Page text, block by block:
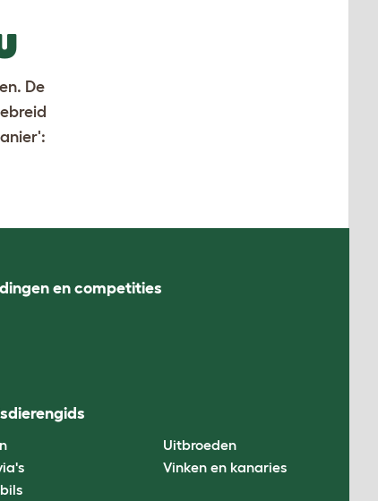
De
en competities
Uitbroeden
Vinken en kanaries